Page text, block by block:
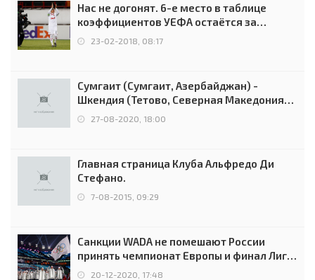
Нас не догонят. 6-е место в таблице
коэффициентов УЕФА остаётся за
Россией
23-02-2018, 08:17
Сумгаит (Сумгаит, Азербайджан) -
Шкендия (Тетово, Северная Македония) -
0:2 (0:0)
27-08-2020, 18:00
Главная страница Клуба Альфредо Ди
Стефано.
7-08-2015, 09:29
Санкции WADA не помешают России
принять чемпионат Европы и финал Лиги
чемпионов.
20-12-2020, 17:48